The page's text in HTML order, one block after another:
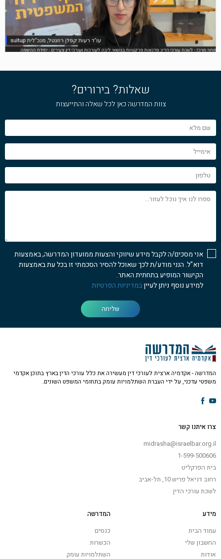
שאלות? בירורים?
צוות המדרשה כאן לכל שאלה והתייעצות
שם
מלא
אימייל
טלפון
ספרו
לנו
אני מסכים/ה לקבל מידע שיווקי והצעות ממועדון המדרשה, באמצעות
דוא"ל. הנני מודע/ת לכך שאוכל להסיר הסכמתי זו בכל עת באמצעות
הקישור המופיע בתחתית האתר.
למידע נוסף ניתן לעייןבמדיניות הפרטיות
שליחה
המדרשה - אקדמיה ארצית לעורכי דין מעשירה את כלל עורכי הדין בארץ בתוכן אקדמי
משפטי עדכני, על ידי העברת השתלמויות עומק בתחומי המשפט השונים.
צרו איתנו קשר
midrasha@israelbar.org.il
1-599-500606
בית הפרקליט
רחוב דניאל פריש 10, תל-אביב
לשכת עורכי הדין
מידע
עמוד הבית
החשבון שלי
אודות
המדרשה
כנסים
הכשרות
השתלמויות עומק